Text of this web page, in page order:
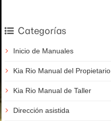
Categorías
Inicio de Manuales
Kia Rio Manual del Propietario
Kia Rio Manual de Taller
Dirección asistida